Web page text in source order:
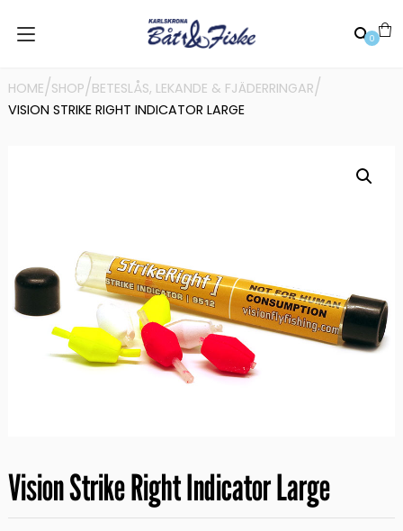
0
HOME/SHOP/BETESLÅS, LEKANDE & FJÄDERRINGAR/
VISION STRIKE RIGHT INDICATOR LARGE
Vision Strike Right Indicator Large